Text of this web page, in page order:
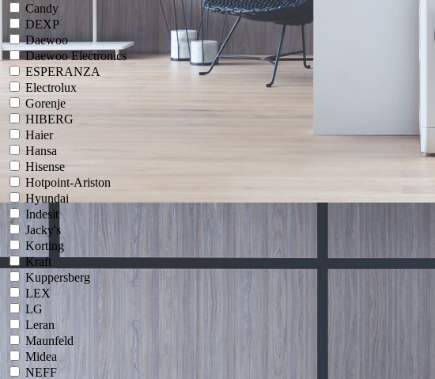
Candy
DEXP
Daewoo
Daewoo Electronics
ESPERANZA
Electrolux
Gorenje
HIBERG
Haier
Hansa
Hisense
Hotpoint-Ariston
Hyundai
Indesit
Jacky's
Korting
Kraft
Kuppersberg
LEX
LG
Leran
Maunfeld
Midea
NEFF